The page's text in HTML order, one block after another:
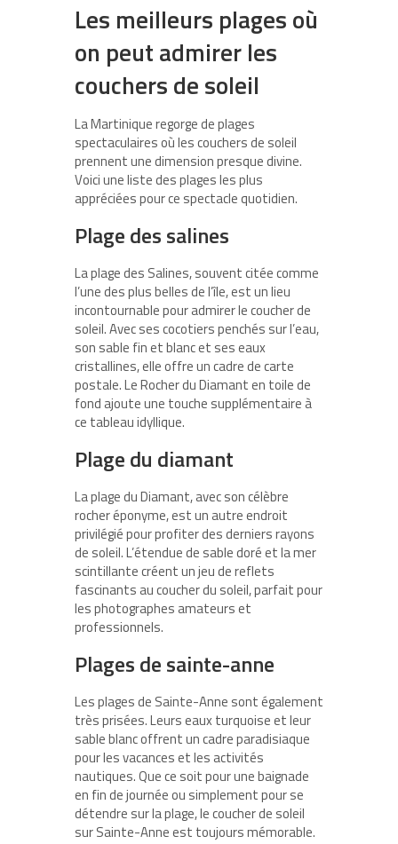
Les meilleurs plages où
on peut admirer les
couchers de soleil
La Martinique regorge de plages
spectaculaires où les couchers de soleil
prennent une dimension presque divine.
Voici une liste des plages les plus
appréciées pour ce spectacle quotidien.
Plage des salines
La plage des Salines, souvent citée comme
l’une des plus belles de l’île, est un lieu
incontournable pour admirer le coucher de
soleil. Avec sescocotiers penchés sur l’eau,
son sable fin et blanc et ses eaux
cristallines, elle offre un cadre de carte
postale. LeRocher du Diamanten toile de
fond ajoute une touche supplémentaire à
ce tableau idyllique.
Plage du diamant
Laplage du Diamant, avec son célèbre
rocher éponyme, est un autre endroit
privilégié pour profiter des derniers rayons
de soleil. L’étendue de sable doré et la mer
scintillante créent un jeu de reflets
fascinants au coucher du soleil, parfait pour
les photographes amateurs et
professionnels.
Plages de sainte-anne
Les plages de Sainte-Anne sont également
très prisées. Leurs eaux turquoise et leur
sable blanc offrent un cadre paradisiaque
pour les vacances et les activités
nautiques. Que ce soit pour une baignade
en fin de journée ou simplement pour se
détendre sur la plage, le coucher de soleil
surSainte-Anneest toujours mémorable.